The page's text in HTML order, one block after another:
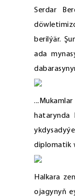
Serdar
berilýär.
ada
hatarynda
diplomatik
Halkara
ojagynyň